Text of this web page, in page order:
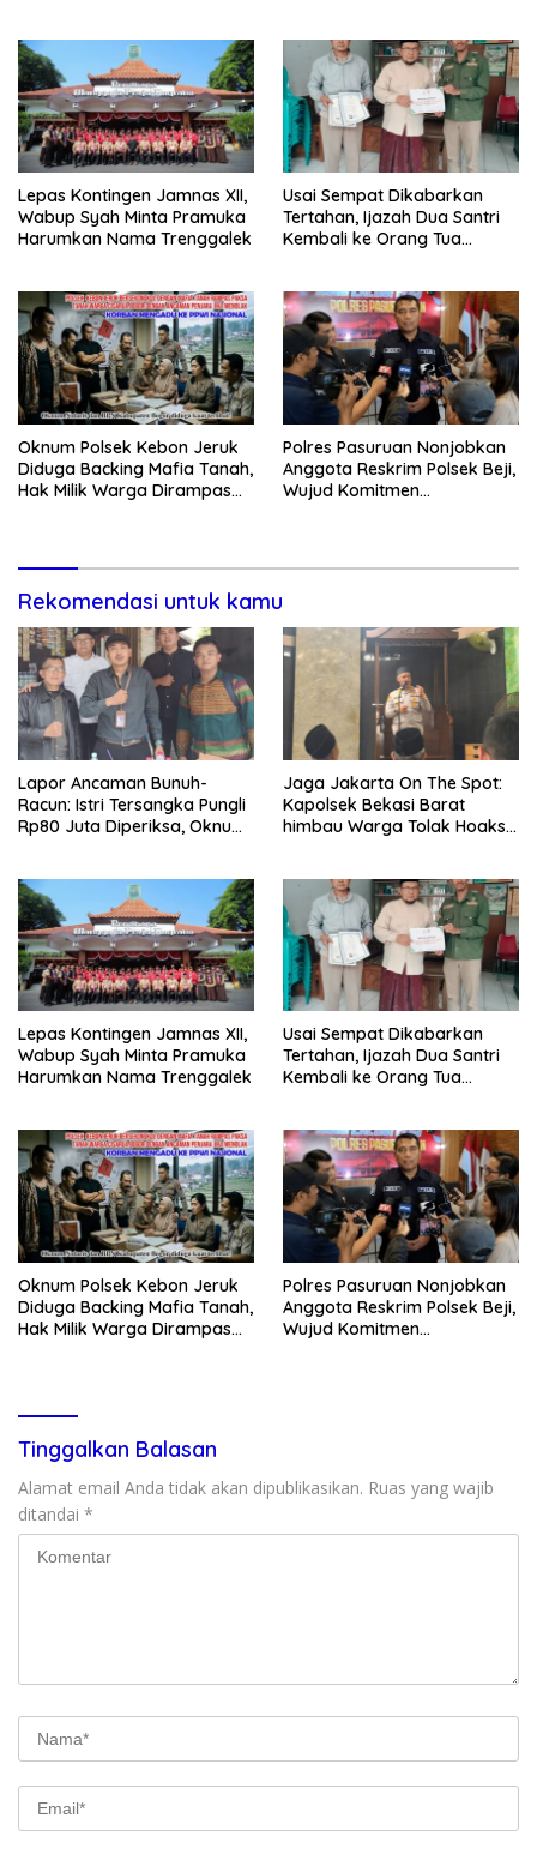
Lepas Kontingen Jamnas XII,
Wabup Syah Minta Pramuka
Harumkan Nama Trenggalek
Usai Sempat Dikabarkan
Tertahan, Ijazah Dua Santri
Kembali ke Orang Tua
Oknum Polsek Kebon Jeruk
Diduga Backing Mafia Tanah,
Hak Milik Warga Dirampas
Polres Pasuruan Nonjobkan
Anggota Reskrim Polsek Beji,
Wujud Komitmen
Rekomendasi untuk kamu
Lapor Ancaman Bunuh-
Racun: Istri Tersangka Pungli
Rp80 Juta Diperiksa, Oknum
Jaga Jakarta On The Spot:
Kapolsek Bekasi Barat
himbau Warga Tolak Hoaks
Lepas Kontingen Jamnas XII,
Wabup Syah Minta Pramuka
Harumkan Nama Trenggalek
Usai Sempat Dikabarkan
Tertahan, Ijazah Dua Santri
Kembali ke Orang Tua
Oknum Polsek Kebon Jeruk
Diduga Backing Mafia Tanah,
Hak Milik Warga Dirampas
Polres Pasuruan Nonjobkan
Anggota Reskrim Polsek Beji,
Wujud Komitmen
Tinggalkan Balasan
Alamat email Anda tidak akan dipublikasikan. Ruas yang wajib
ditandai *